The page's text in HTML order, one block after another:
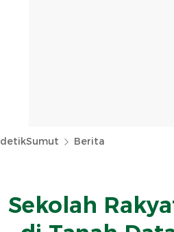
detikSumut Berita
Sekolah